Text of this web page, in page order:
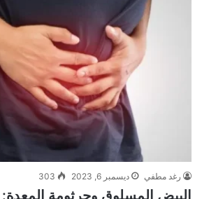
رغد مطفي ديسمبر 6, 2023 303
البيض المسلوق وجرثومة